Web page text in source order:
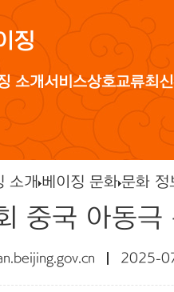
징
소개서비스상호교류최
소개 베이징 문화문화 정
중국 아동
2025-